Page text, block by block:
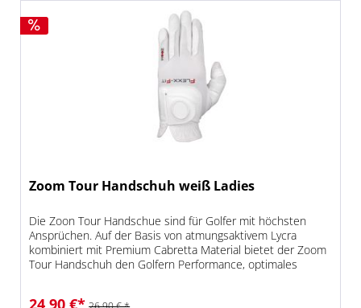
Zoom Tour Handschuh weiß Ladies
Die Zoon Tour Handschue sind für Golfer mit höchsten
Ansprüchen. Auf der Basis von atmungsaktivem Lycra
kombiniert mit Premium Cabretta Material bietet der Zoom
Tour Handschuh den Golfern Performance, optimales
24,90 €*